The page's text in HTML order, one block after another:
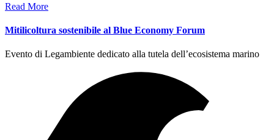
Read More
Mitilicoltura sostenibile al Blue Economy Forum
Evento di Legambiente dedicato alla tutela dell’ecosistema marino